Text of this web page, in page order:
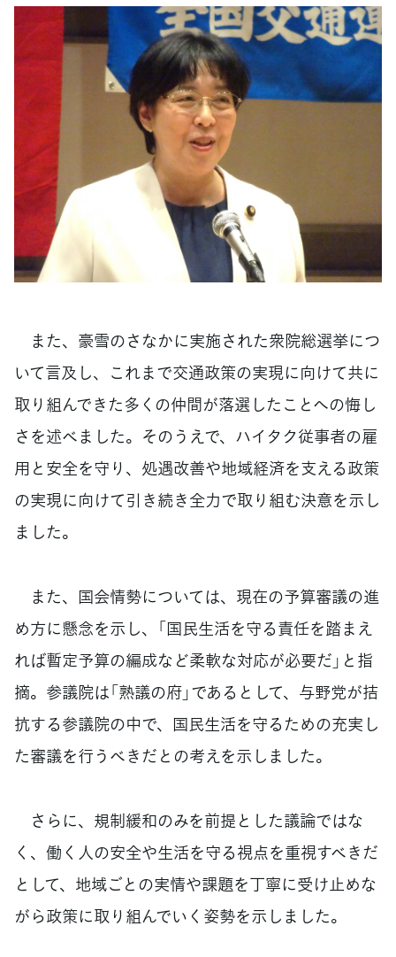
また、豪雪のさなかに実施された衆院総選挙につ
いて言及し、これまで交通政策の実現に向けて共に
取り組んできた多くの仲間が落選したことへの悔し
さを述べました。そのうえで、ハイタク従事者の雇
用と安全を守り、処遇改善や地域経済を支える政策
の実現に向けて引き続き全力で取り組む決意を示し
ました。
また、国会情勢については、現在の予算審議の進
め方に懸念を示し、「国民生活を守る責任を踏まえ
れば暫定予算の編成など柔軟な対応が必要だ」と指
摘。参議院は「熟議の府」であるとして、与野党が拮
抗する参議院の中で、国民生活を守るための充実し
た審議を行うべきだとの考えを示しました。
さらに、規制緩和のみを前提とした議論ではな
く、働く人の安全や生活を守る視点を重視すべきだ
として、地域ごとの実情や課題を丁寧に受け止めな
がら政策に取り組んでいく姿勢を示しました。